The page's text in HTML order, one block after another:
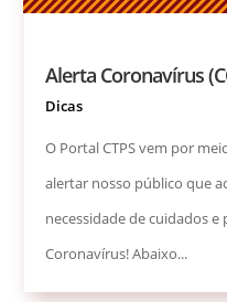
Alerta Coronavírus
Dicas
O Portal CTPS vem por
alertar nosso público que
necessidade de cuidados e
Coronavírus! Abaixo...